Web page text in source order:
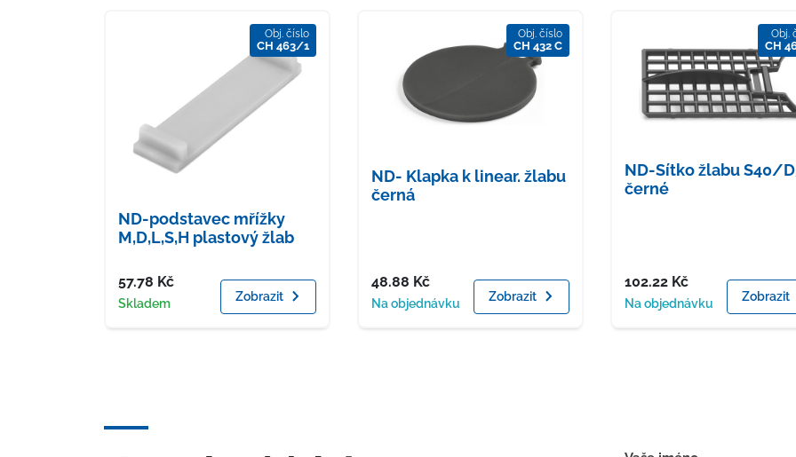
Obj. číslo
CH 463/1
ND-podstavec mřížky
M,D,L,S,H plastový žlab
Cena
57.78 Kč
Dostupnost
Skladem Zobrazit
Obj. číslo
CH 432 C
ND- Klapka k linear. žlabu
černá
Cena
48.88 Kč
Dostupnost
Na objednávku Zobrazit
Obj.
CH
ND-Sítko žlabu S40/
černé
Cena
102.22 Kč
Dostupnost
Na objednávku Zobrazit